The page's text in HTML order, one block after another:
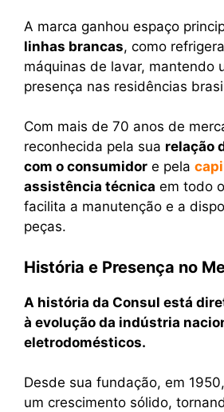
A marca ganhou espaço
linhas brancas, como
máquinas de lavar, mantendo
presença nas residências
Com mais de 70 anos de
reconhecida pela sua relação
com o consumidor e pela
assistência técnica em todo
facilita a manutenção e a
peças.
História e Presença no
A história da Consul está
à evolução da indústria
eletrodomésticos.
Desde sua fundação, em
um crescimento sólido,